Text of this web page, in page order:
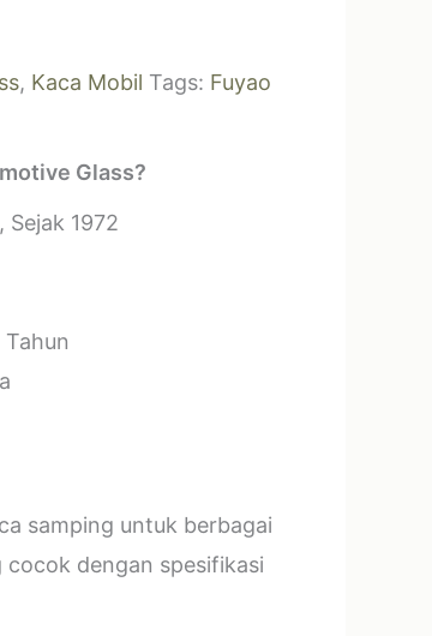
, Kaca Mobil Tags: Fuyao
Glass?
Sejak 1972
samping untuk berbagai
dengan spesifikasi